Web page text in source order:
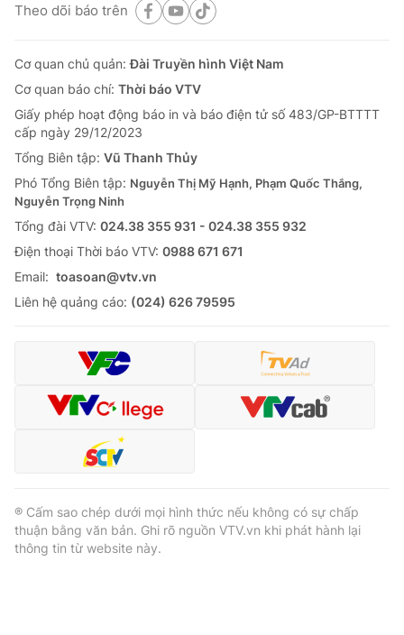
Theo dõi báo trên
Cơ quan chủ quản:Đài Truyền hình Việt Nam
Cơ quan báo chí: Thời báo VTV
Giấy phép hoạt động báo in và báo điện tử số 483/GP-BTTTT
cấp ngày 29/12/2023
Tổng Biên tập: Vũ Thanh Thủy
Phó Tổng Biên tập: Nguyễn Thị Mỹ Hạnh, Phạm Quốc Thắng,
Nguyễn Trọng Ninh
Tổng đài VTV: 024.38 355 931 - 024.38 355 932
Ðiện thoại Thời báo VTV: 0988 671 671
Email: toasoan@vtv.vn
Liên hệ quảng cáo: (024) 626 79595
® Cấm sao chép dưới mọi hình thức nếu không có sự chấp
thuận bằng văn bản. Ghi rõ nguồn VTV.vn khi phát hành lại
thông tin từ website này.